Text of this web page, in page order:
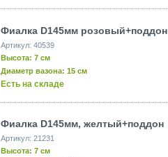
Фиалка D145мм розовый+поддон
Артикул: 40539
Высота: 7 см
Диаметр вазона: 15 см
Есть на складе
Фиалка D145мм, желтый+поддон
Артикул: 21231
Высота: 7 см